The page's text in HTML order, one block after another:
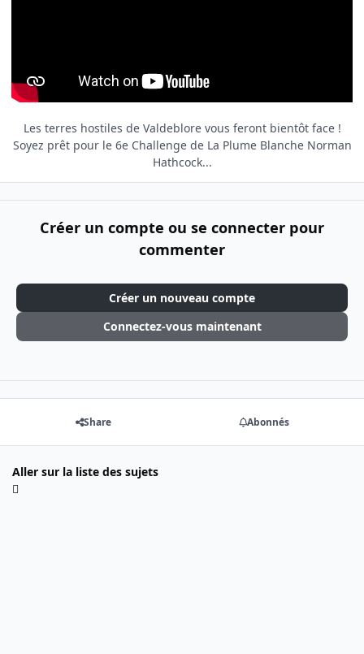
Les terres hostiles de Valdeblore vous feront bientôt face !
Soyez prêt pour le 6e Challenge de La Plume Blanche Norman
Hathcock...
Créer un compte ou se connecter pour
commenter
Créer un nouveau compte
Connectez-vous maintenant
Share Abonnés
Aller sur la liste des sujets